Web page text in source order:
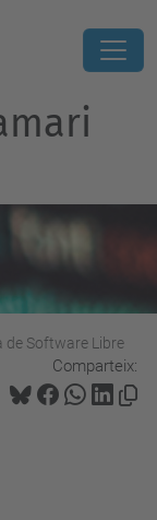
de Software Libre
Comparteix: